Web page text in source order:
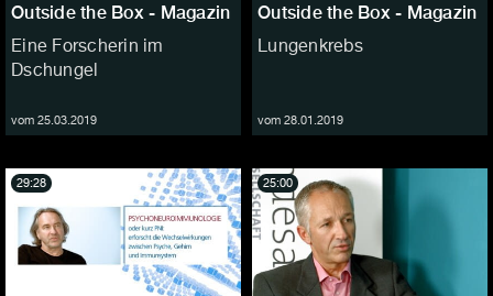
Outside the Box - Magazin
Eine Forscherin im
Dschungel
vom 25.03.2019
Outside the Box - Magazin
Lungenkrebs
vom 28.01.2019
29:28 25:00